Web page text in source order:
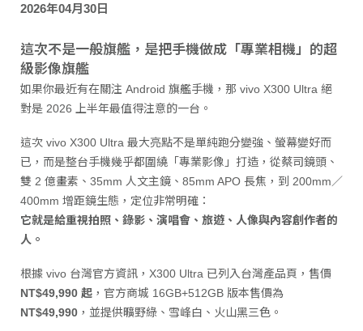
2026年04月30日
這次不是一般旗艦，是把手機做成「專業相機」的超
級影像旗艦
如果你最近有在關注 Android 旗艦手機，那 vivo X300 Ultra 絕
對是 2026 上半年最值得注意的一台。
這次 vivo X300 Ultra 最大亮點不是單純跑分變強、螢幕變好而
已，而是整台手機幾乎都圍繞「專業影像」打造，從蔡司鏡頭、
雙 2 億畫素、35mm 人文主鏡、85mm APO 長焦，到 200mm／
400mm 增距鏡生態，定位非常明確：
它就是給重視拍照、錄影、演唱會、旅遊、人像與內容創作者的
人。
根據 vivo 台灣官方資訊，X300 Ultra 已列入台灣產品頁，售價
NT$49,990 起 ，官方商城 16GB+512GB 版本售價為
NT$49,990 ，並提供曠野綠、雪峰白、火山黑三色。